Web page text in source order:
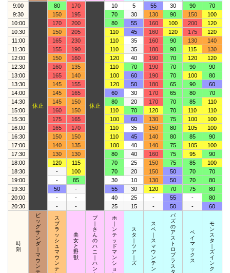
9:00
休止
80 170
休止
10 5 55 30 90
70
9:30
150 195 70 30 130 90 150
100
10:00
170 200 80 55 160 100 200
120
10:30
150 205 110 45 160 120 175
120
11:00
165 230 110 35 160 90 130
140
11:30
155 190 110 35 180 90 115
130
12:00
150 160 120 40 190 70 120
120
12:30
160 135 110 70 190 70 90
90
13:00
165 140 100 60 190 70 100
80
13:30
145 155 120 50 180 65 90
60
14:00
145 165 60 30 170 65 80
70
14:30
145 150 80 20 170 70 85
110
15:00
160 150 110 70 120 70 110
110
15:30
175 165 100 60 130 75 100
100
16:00
165 170 110 35 150 80 105
100
16:30
150 150 110 45 140 80 85
90
17:00
140 135 100 40 140 75 105
100
17:30
130 130 80 40 160 75 95
90
18:00
120 115 70 25 150 75 85
100
18:30
- 100 70 20 150 50 70
70
19:00
- 85 30 10 130 50 70
80
19:30
50 - 55 30 120 70 75
80
20:00
- - 40 25 - 55 -
80
20:30
- - 25 15 - 50 - 60
時
刻
ビ
ッ
グ
サ
ン
ダ
｜
マ
ウ
ン
テ
ス
プ
ラ
ッ
シ
ュ
マ
ウ
ン
テ
美
女
と
野
獣
プ
｜
さ
ん
の
ハ
ニ
｜
ハ
ン
ホ
｜
ン
テ
ッ
ド
マ
ン
シ
ョ
ス
タ
｜
ツ
ア
｜
ズ
ス
ペ
｜
ス
マ
ウ
ン
テ
ン
バ
ズ
の
ア
ス
ト
ロ
ブ
ラ
ス
タ
ベ
イ
マ
ッ
ク
ス
モ
ン
ス
タ
｜
ズ
イ
ン
ク